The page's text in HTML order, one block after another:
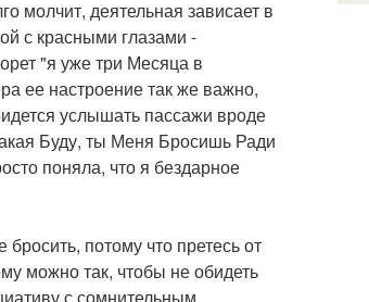
молчит, деятельная зависает в
с красными глазами -
"я уже три Месяца в
ее настроение так же важно,
услышать пассажи вроде
Буду, ты Меня Бросишь Ради
поняла, что я бездарное
потому что претесь от
можно так, чтобы не обидеть